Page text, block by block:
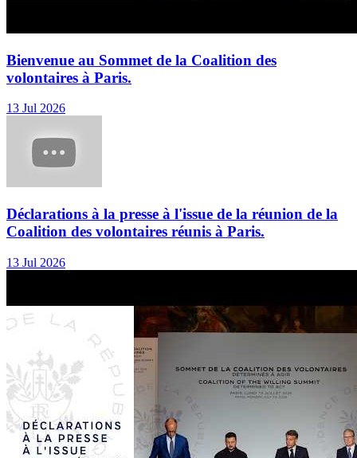
Bienvenue au Sommet de la Coalition des
volontaires à Paris.
13 Jul 2026
Déclarations à la presse à l'issue de la réunion de la
Coalition des volontaires réunis à Paris.
13 Jul 2026